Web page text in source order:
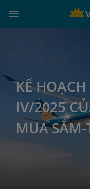
KẾ
IV/2025
MUA SẮM-